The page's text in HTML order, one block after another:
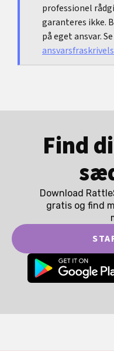
professionel
garanteres ikke.
på eget ansvar.
Find
Download
gratis og find